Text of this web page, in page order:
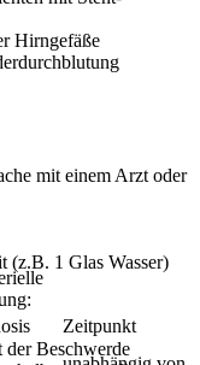
Hirngefäße
mit einem Arzt oder
(z.B. 1 Glas Wasser)
der Beschwerde
Zeitpunkt